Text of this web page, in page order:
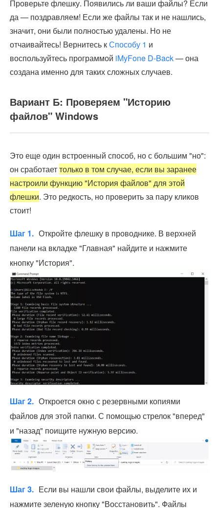
Проверьте флешку. Появились ли ваши файлы? Если
да — поздравляем! Если же файлы так и не нашлись,
значит, они были полностью удалены. Но не
отчаивайтесь! Вернитесь кСпособу 1 и
воспользуйтесь программой iMyFone D-Back— она
создана именно для таких сложных случаев.
Вариант Б: Проверяем "Историю
файлов" Windows
Это еще один встроенный способ, но с большим "но":
он сработаеттолько в том случае, если вы заранее
настроили функцию "История файлов" для этой
флешки. Это редкость, но проверить за пару кликов
стоит!
Шаг 1. Откройте флешку в проводнике. В верхней
панели на вкладке "Главная" найдите и нажмите
кнопку "История".
Шаг 2. Откроется окно с резервными копиями
файлов для этой папки. С помощью стрелок "вперед"
и "назад" поищите нужную версию.
Шаг 3. Если вы нашли свои файлы, выделите их и
нажмите зеленую кнопку "Восстановить". Файлы